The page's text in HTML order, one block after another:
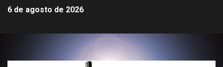
6 de agosto de 2026